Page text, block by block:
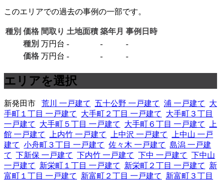
このエリアでの過去の事例の一部です。
種別 価格 間取り 土地面積 築年月 事例日時
種別 万円台 - -
-
価格 万円台 - - -
エリアを選択
新発田市 荒川 一戸建て 五十公野 一戸建て 浦 一戸建て
大
手町１丁目 一戸建て
大手町２丁目 一戸建て
大手町３丁目
一戸建て
大手町５丁目 一戸建て 大手町６丁目 一戸建て
上
館 一戸建て
上内竹 一戸建て 上中沢 一戸建て
上中山 一戸
建て 小舟町３丁目 一戸建て 佐々木 一戸建て 島潟 一戸建
て 下新保 一戸建て 下内竹 一戸建て 下中 一戸建て 下中山
一戸建て
新栄町１丁目 一戸建て 新栄町２丁目 一戸建て
新
富町１丁目 一戸建て
新富町２丁目 一戸建て
新富町３丁目